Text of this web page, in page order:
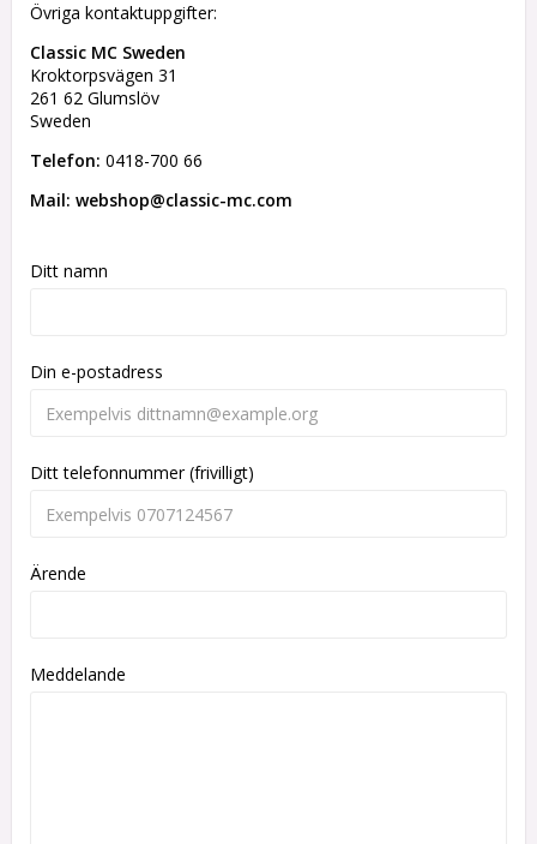
Övriga kontaktuppgifter:
Classic MC Sweden
Kroktorpsvägen 31
261 62 Glumslöv
Sweden
Telefon: 0418-700 66
Mail: webshop@classic-mc.com
Ditt namn
Din e-postadress
Ditt telefonnummer (frivilligt)
Ärende
Meddelande